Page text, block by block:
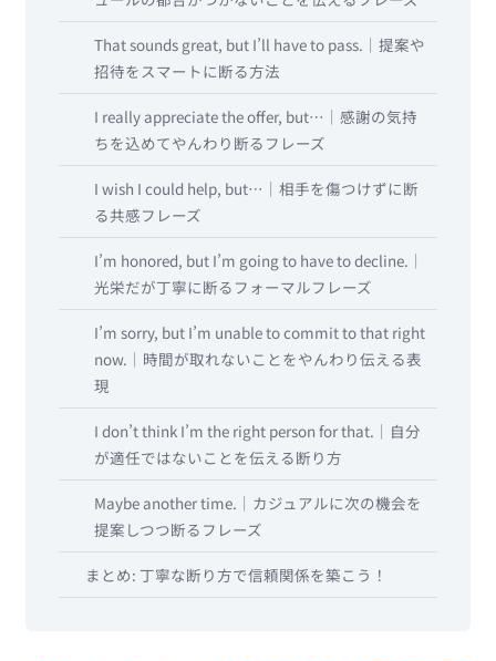
That sounds great, but I’ll have to pass.｜提案や
招待をスマートに断る方法
I really appreciate the offer, but…｜感謝の気持
ちを込めてやんわり断るフレーズ
I wish I could help, but…｜相手を傷つけずに断
る共感フレーズ
I’m honored, but I’m going to have to decline.｜
光栄だが丁寧に断るフォーマルフレーズ
I’m sorry, but I’m unable to commit to that right
now.｜時間が取れないことをやんわり伝える表
現
I don’t think I’m the right person for that.｜自分
が適任ではないことを伝える断り方
Maybe another time.｜カジュアルに次の機会を
提案しつつ断るフレーズ
まとめ: 丁寧な断り方で信頼関係を築こう！